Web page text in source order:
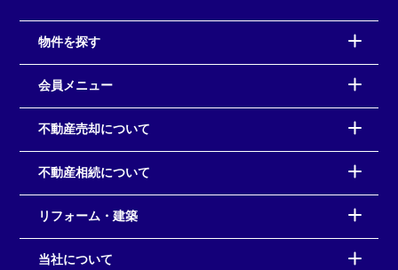
物件を探す
会員メニュー
不動産売却について
不動産相続について
リフォーム・建築
当社について